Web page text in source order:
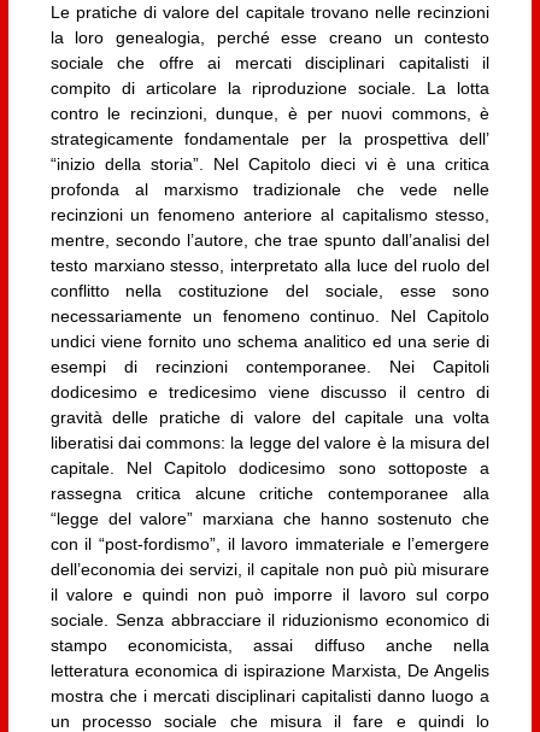
Le pratiche di valore del capitale trovano nelle recinzioni
la loro genealogia, perché esse creano un contesto
sociale che offre ai mercati disciplinari capitalisti il
compito di articolare la riproduzione sociale. La lotta
contro le recinzioni, dunque, è per nuovi commons, è
strategicamente fondamentale per la prospettiva dell’
“inizio della storia”. Nel Capitolo dieci vi è una critica
profonda al marxismo tradizionale che vede nelle
recinzioni un fenomeno anteriore al capitalismo stesso,
mentre, secondo l’autore, che trae spunto dall’analisi del
testo marxiano stesso, interpretato alla luce del ruolo del
conflitto nella costituzione del sociale, esse sono
necessariamente un fenomeno continuo. Nel Capitolo
undici viene fornito uno schema analitico ed una serie di
esempi di recinzioni contemporanee. Nei Capitoli
dodicesimo e tredicesimo viene discusso il centro di
gravità delle pratiche di valore del capitale una volta
liberatisi dai commons: la legge del valore è la misura del
capitale. Nel Capitolo dodicesimo sono sottoposte a
rassegna critica alcune critiche contemporanee alla
“legge del valore” marxiana che hanno sostenuto che
con il “post-fordismo”, il lavoro immateriale e l’emergere
dell’economia dei servizi, il capitale non può più misurare
il valore e quindi non può imporre il lavoro sul corpo
sociale. Senza abbracciare il riduzionismo economico di
stampo economicista, assai diffuso anche nella
letteratura economica di ispirazione Marxista, De Angelis
mostra che i mercati disciplinari capitalisti danno luogo a
un processo sociale che misura il fare e quindi lo